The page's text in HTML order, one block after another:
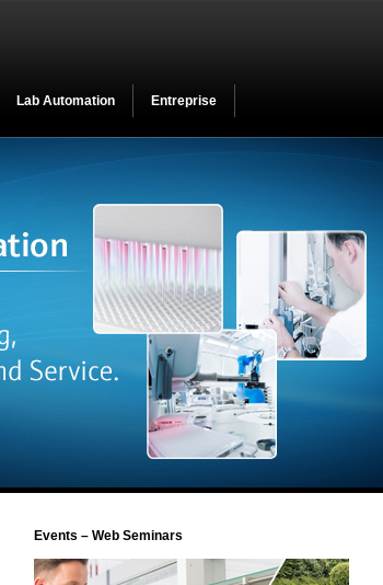
Lab Automation Entreprise
Events – Web Seminars